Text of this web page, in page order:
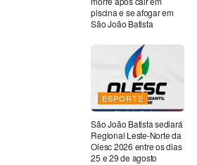
piscina e se afogar em
São João Batista
ESPORTE
São João Batista sediará
Regional Leste-Norte da
Olesc 2026 entre os dias
25 e 29 de agosto